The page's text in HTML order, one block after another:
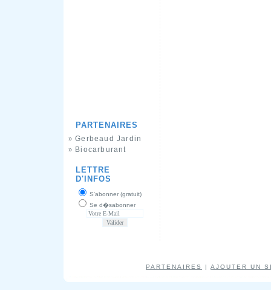
PARTENAIRES
» Gerbeaud Jardin
» Biocarburant
LETTRE
D'INFOS
S'abonner (gratuit)
Se d�sabonner
PARTENAIRES | AJOUTER UN